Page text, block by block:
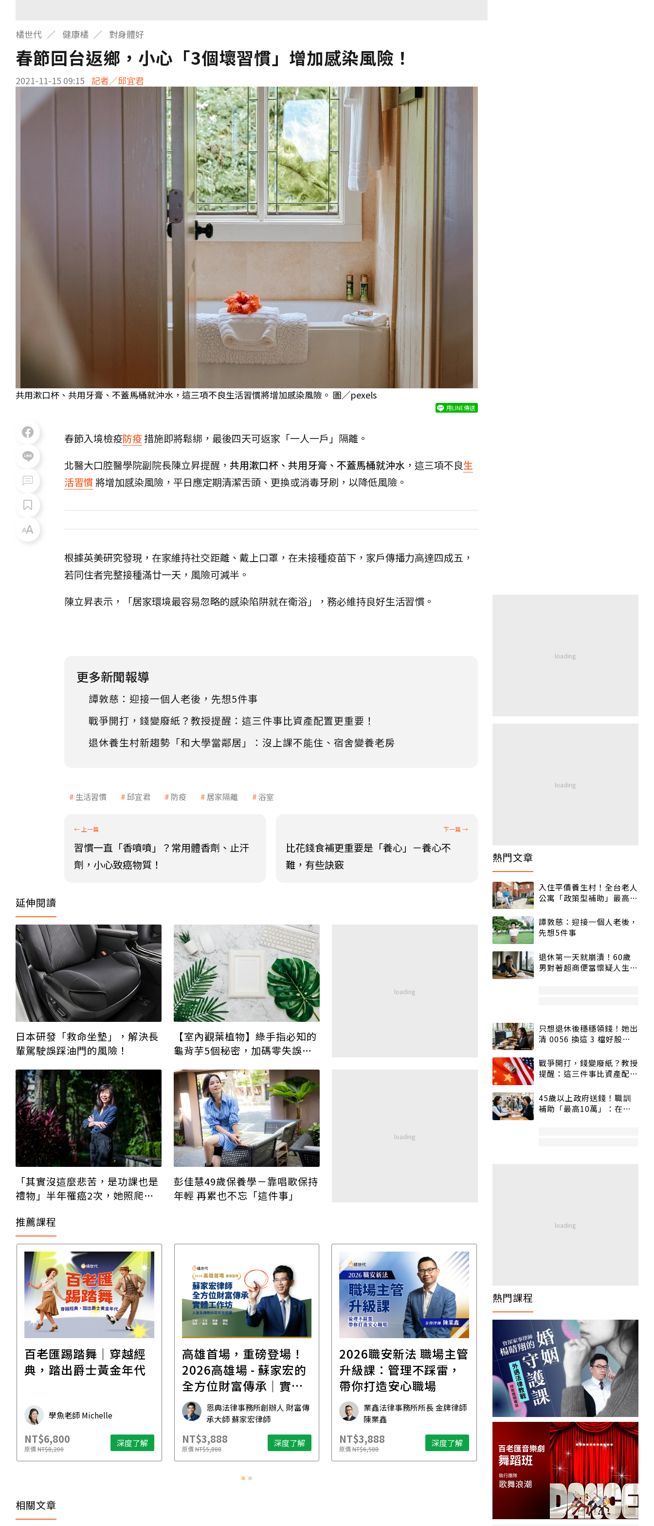
橘世代 健康橘 對身體好
春節回台返鄉，小心「3個壞習慣」增加感染風險！
2021-11-15 09:15 記者／邱宜君
共用漱口杯、共用牙膏、不蓋馬桶就沖水，這三項不良生活習慣將增加感染風險。 圖／pexels
用LINE傳送
春節入境檢疫防疫措施即將鬆綁，最後四天可返家「一人一戶」隔離。
北醫大口腔醫學院副院長陳立昇提醒， 共用漱口杯、共用牙膏、不蓋馬桶就沖水 ，這三項不良生
活習慣 將增加感染風險，平日應定期清潔舌頭、更換或消毒牙刷，以降低風險。
根據英美研究發現，在家維持社交距離、戴上口罩，在未接種疫苗下，家戶傳播力高達四成五，
若同住者完整接種滿廿一天，風險可減半。
陳立昇表示，「居家環境最容易忽略的感染陷阱就在衛浴」，務必維持良好生活習慣。
更多新聞報導
譚敦慈：迎接一個人老後，先想5件事
戰爭開打，錢變廢紙？教授提醒：這三件事比資產配置更重要！
退休養生村新趨勢「和大學當鄰居」：沒上課不能住、宿舍變養老房
生活習慣 邱宜君 防疫 居家隔離 浴室
習慣一直「香噴噴」？常用體香劑、止汗
劑，小心致癌物質！
比花錢食補更重要是「養心」－養心不
難，有些訣竅
延伸閱讀
日本研發「救命坐墊」，解決長
輩駕駛誤踩油門的風險！
【室內觀葉植物】綠手指必知的
龜背芋5個秘密，加碼零失誤照
「其實沒這麼悲苦，是功課也是
禮物」半年罹癌2次，她照爬百
彭佳慧49歲保養學－靠唱歌保持
年輕 再累也不忘「這件事」
推薦課程
百老匯踢踏舞｜穿越經
典，踏出爵士黃金年代
學魚老師 Michelle
NT$6,800
原價NT$8,200 深度了解
高雄首場，重磅登場！
2026高雄場 - 蘇家宏的
全方位財富傳承｜實體
工作坊恩典法律事務所創辦人 財富傳
承大師 蘇家宏律師
NT$3,888
原價NT$5,888 深度了解
2026職安新法 職場主管
升級課：管理不踩雷，
帶你打造安心職場
業鑫法律事務所所長 金牌律師
陳業鑫
NT$3,888
原價NT$6,588 深度了解
【直播講座】免費報名
｜8/11譚敦慈的一個人
生活必修課：一個人
住，五件事要先想清
楚！資深獨立活執行者 無毒生活教
母 譚敦慈
深度了解
相關文章
熱門文章
入住平價養生村！全台老人
公寓「政策型補助」最高打
譚敦慈：迎接一個人老後，
先想5件事
退休第一天就崩潰！60歲
男對著超商便當懷疑人生
只想退休後穩穩領錢！她出
清 0056 換這 3 檔好股：
戰爭開打，錢變廢紙？教授
提醒：這三件事比資產配置
45歲以上政府送錢！職訓
補助「最高10萬」：在
熱門課程